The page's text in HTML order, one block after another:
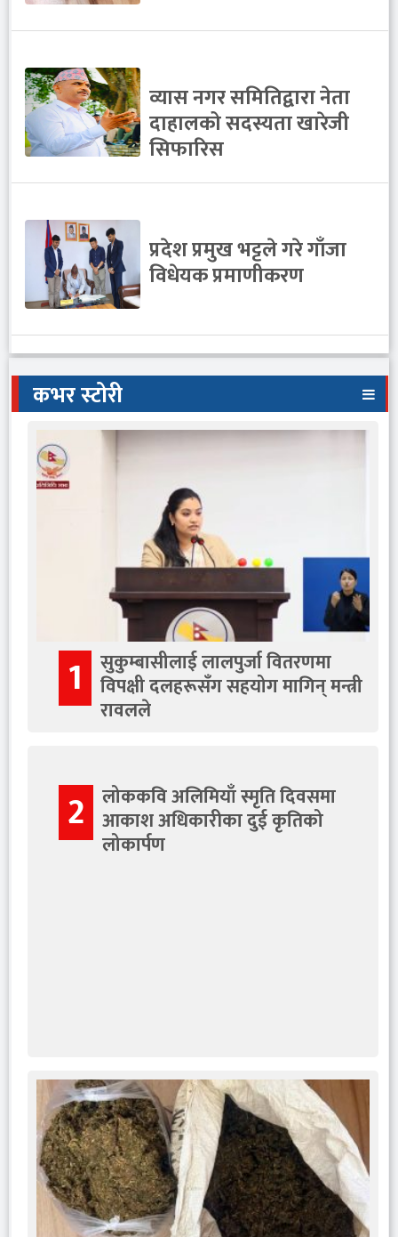
व्यास नगर समितिद्वारा नेता
दाहालको सदस्यता खारेजी
सिफारिस
प्रदेश प्रमुख भट्टले गरे गाँजा
विधेयक प्रमाणीकरण
कभर स्टोरी
1 सुकुम्बासीलाई लालपुर्जा वितरणमा
विपक्षी दलहरूसँग सहयोग मागिन् मन्त्री
रावलले
2 लोककवि अलिमियाँ स्मृति दिवसमा
आकाश अधिकारीका दुई कृतिको
लोकार्पण